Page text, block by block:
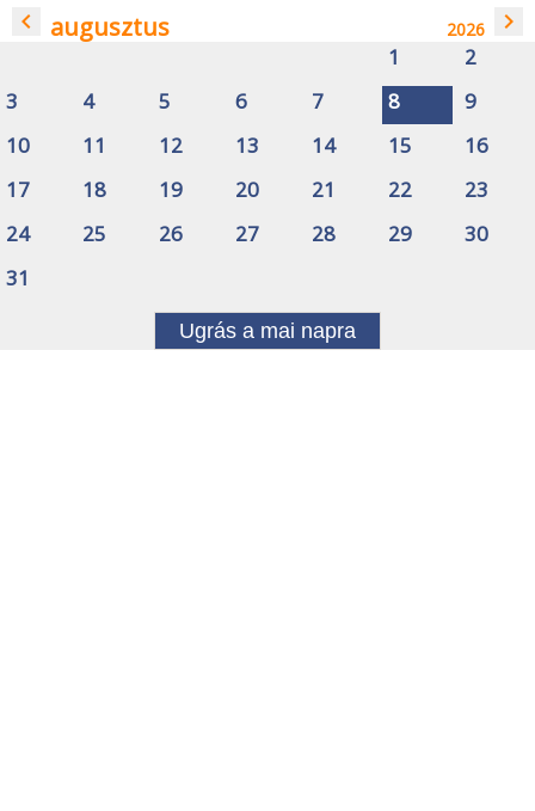
navigate_before augusztus 2026 navigate_next
1
2
3
4 5 6 7 8
9
10
11 12 13 14 15
16
17
18 19 20 21 22
23
24
25 26 27 28 29
30
31
Ugrás a mai napra